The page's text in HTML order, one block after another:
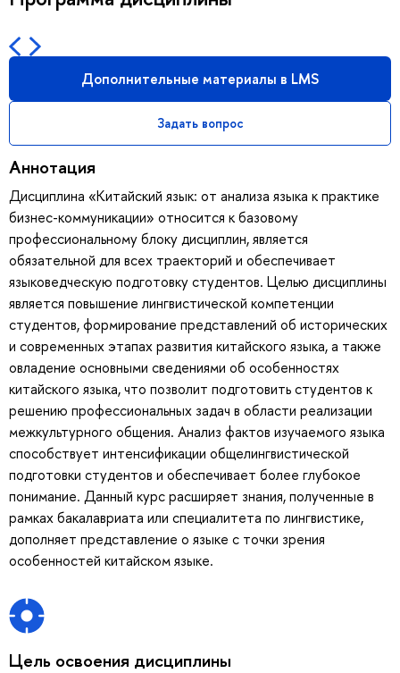
Дополнительные материалы в LMS
Задать вопрос
Аннотация
Дисциплина «Китайский язык: от анализа языка к практике
бизнес-коммуникации» относится к базовому
профессиональному блоку дисциплин, является
обязательной для всех траекторий и обеспечивает
языковедческую подготовку студентов. Целью дисциплины
является повышение лингвистической компетенции
студентов, формирование представлений об исторических
и современных этапах развития китайского языка, а также
овладение основными сведениями об особенностях
китайского языка, что позволит подготовить студентов к
решению профессиональных задач в области реализации
межкультурного общения. Анализ фактов изучаемого языка
способствует интенсификации общелингвистической
подготовки студентов и обеспечивает более глубокое
понимание. Данный курс расширяет знания, полученные в
рамках бакалавриата или специалитета по лингвистике,
дополняет представление о языке с точки зрения
особенностей китайском языке.
Цель освоения дисциплины